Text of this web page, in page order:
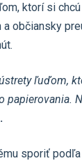
ktorí si
občiansky
ľuďom,
papierovania.
sporiť